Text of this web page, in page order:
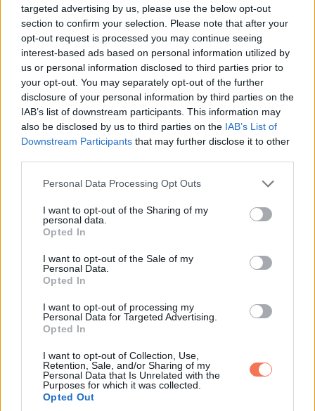
targeted advertising by us, please use the below opt-out
section to confirm your selection. Please note that after your
opt-out request is processed you may continue seeing
interest-based ads based on personal information utilized by
us or personal information disclosed to third parties prior to
your opt-out. You may separately opt-out of the further
disclosure of your personal information by third parties on the
IAB’s list of downstream participants. This information may
also be disclosed by us to third parties on the IAB’s List of
Downstream Participants that may further disclose it to other
Please note that this website/app uses one or more Google
not limited to your visit or usage behaviour. You may click to
grant or deny consent to Google and its third-party tags to
use your data for below specified purposes in below Google
consent section.
Personal Data Processing Opt Outs
I want to opt-out of the Sharing of my
personal data.
Opted In
I want to opt-out of the Sale of my
Personal Data.
Opted In
I want to opt-out of processing my
Personal Data for Targeted Advertising.
Opted In
I want to opt-out of Collection, Use,
Retention, Sale, and/or Sharing of my
Personal Data that Is Unrelated with the
Purposes for which it was collected.
Opted Out
Ne söpörd le automatikusan az álmot, ha mélyen
megérintett, de ne is kezeld feltétlen igazságként. Kérd a
Szentlélek vezetését és az őrangyalod segítségét.
2. Védelemért és vezetésért
mondott ima
-hívd Jézust, a Szűzanyát és Szent Mihály arkangyalt,
-kérd az Urat, hogy szabadítson meg minden
megtévesztéstől, félelemtől, zűrzavartól.
Az Egyház egyértelműen tiltja, hogy a halottakkal
médiumokkal, spiritizmussal.
védelmet kérsz, és nem nyitsz ajtót a sötét erőknek.
3. Első, azonnali felajánlás az